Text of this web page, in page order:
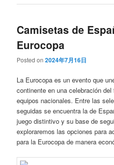
Camisetas de
Eurocopa
Posted on2024年7月16日
La Eurocopa es un evento que
continente en una celebración
equipos nacionales. Entre las
seguidas se encuentra la de
juego distintivo y su base de
exploraremos las opciones para
para la Eurocopa de manera